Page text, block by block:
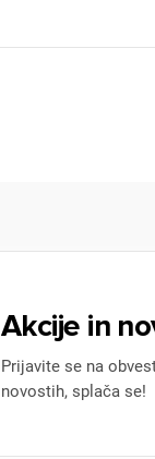
Akcije in
Prijavite se na
novostih, splača se!